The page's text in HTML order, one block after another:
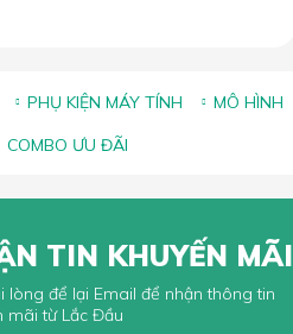
PHỤ KIỆN MÁY TÍNH MÔ HÌNH
COMBO ƯU ĐÃI
TIN KHUYẾN MÃI
lòng để lại Email để nhận thông tin
mãi từ Lắc Đầu